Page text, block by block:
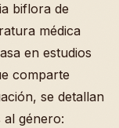
biflora de
médica
en estudios
comparte
se detallan
al género: